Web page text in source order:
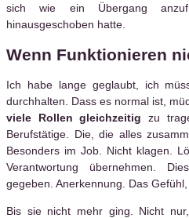
sich wie ein Übergang
hinausgeschoben hatte.
Wenn Funktionieren
Ich habe lange geglaubt, ich
durchhalten. Dass es normal ist,
viele Rollen gleichzeitigzu
Berufstätige. Die, die alles
Besonders im Job. Nicht klagen.
Verantwortung übernehmen.
gegeben. Anerkennung. Das
Bis sie nicht mehr ging. Nicht